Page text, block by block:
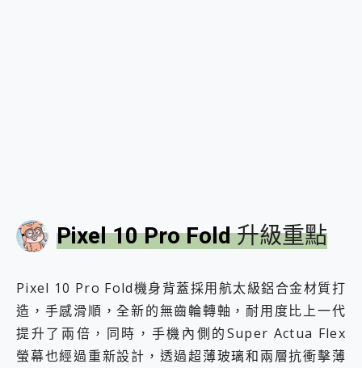
Pixel 10 Pro Fold升級重點
Pixel 10 Pro Fold機身背蓋採用航太級鋁合金材質打
造，手感滑順，全新的無齒輪轉軸，耐用度比上一代
提升了兩倍，同時，手機內側的Super Actua Flex
螢幕也經過重新設計，透過超薄玻璃和兩層抗衝擊薄